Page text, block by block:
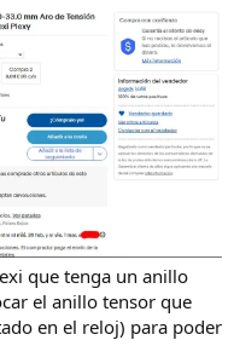
que tenga un anillo
el anillo tensor que
en el reloj) para poder